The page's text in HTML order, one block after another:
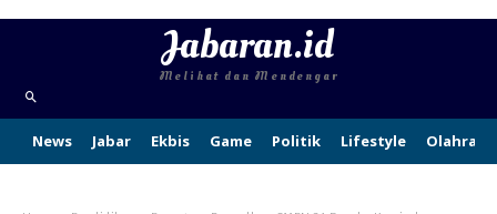
Jabaran.id
Melihat dan Mendengar
News Jabar Ekbis Game Politik Lifestyle Olahraga